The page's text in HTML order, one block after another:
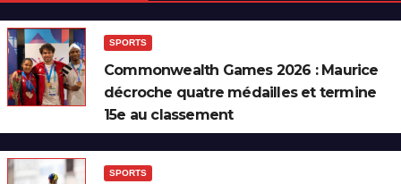
SPORTS
Commonwealth Games 2026 : Maurice
décroche quatre médailles et termine
15e au classement
SPORTS